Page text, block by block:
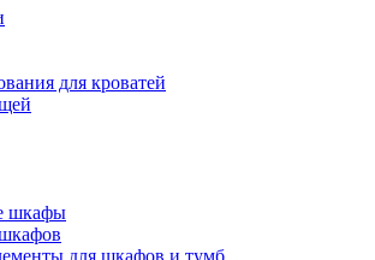
для кроватей
шкафы
для шкафов и тумб